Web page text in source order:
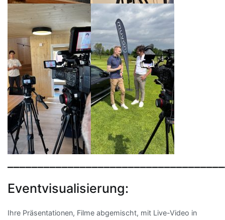
Eventvisualisierung:
Ihre Präsentationen, Filme abgemischt, mit Live-Video in